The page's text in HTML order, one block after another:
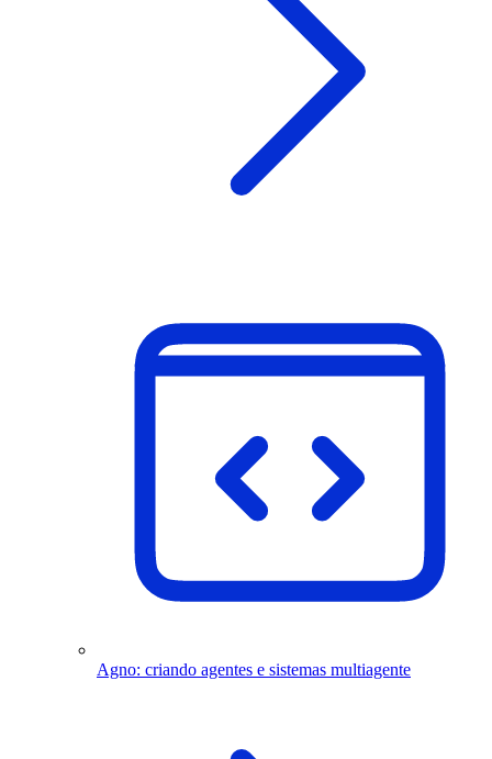
Agno: criando agentes e sistemas multiagente